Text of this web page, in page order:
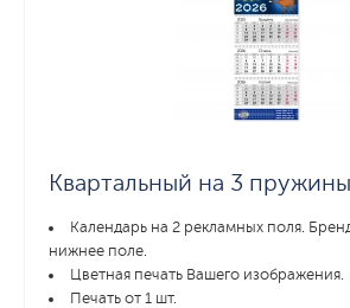
Квартальный на 3 пружины
Календарь на 2 рекламных поля.
нижнее поле.
Цветная печать Вашего изображения.
Печать от 1 шт.